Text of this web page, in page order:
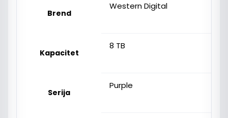
Brend
Western Digital
Kapacitet
8 TB
Serija
Purple